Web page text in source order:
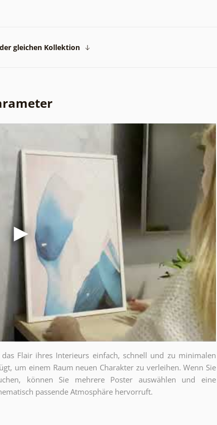
gleichen Kollektion
Flair ihres Interieurs einfach, schnell und zu minimalen
um einem Raum neuen Charakter zu verleihen. Wenn Sie
können Sie mehrere Poster auswählen und eine
passende Atmosphäre hervorruft.